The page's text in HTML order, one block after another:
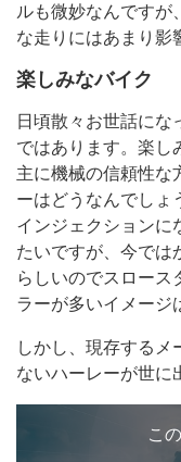
ルも微妙なんですが
な走りにはあまり影
楽しみなバイク
日頃散々お世話にな
ではあります。楽し
主に機械の信頼性な
ーはどうなんでしょ
インジェクションに
たいですが、今では
らしいのでスロース
ラーが多いイメージ
しかし、現存するメ
ないハーレーが世に
こ